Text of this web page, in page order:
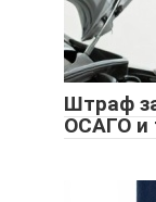
Штраф
ОСАГО и